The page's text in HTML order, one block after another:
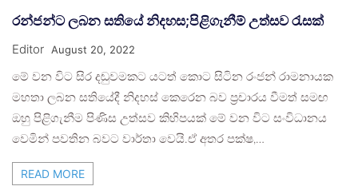
රන්ජන්ට ලබන සතියේ නිදහස;පිළිගැනීම් උත්සව රැසක්
Editor August 20, 2022
මේ වන විට සිර දඬුවමකට යටත් කොට සිටින රංජන් රාමනායක
මහතා ලබන සතියේදී නිදහස් කෙරෙන බව ප්‍රචාරය වීමත් සමඟ
ඔහු පිළිගැනීම පිණිස උත්සව කිහිපයක් මේ වන විට සංවිධානය
වෙමින් පවතින බවට වාර්තා වෙයි.ඒ අතර පක්ෂ,…
READ MORE